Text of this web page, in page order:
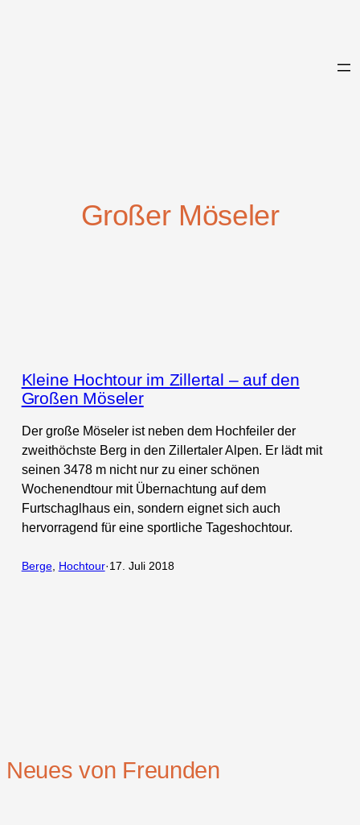
Großer Möseler
Kleine Hochtour im Zillertal – auf den
Großen Möseler
Der große Möseler ist neben dem Hochfeiler der
zweithöchste Berg in den Zillertaler Alpen. Er lädt mit
seinen 3478 m nicht nur zu einer schönen
Wochenendtour mit Übernachtung auf dem
Furtschaglhaus ein, sondern eignet sich auch
hervorragend für eine sportliche Tageshochtour.
Berge, Hochtour·17. Juli 2018
Neues von Freunden